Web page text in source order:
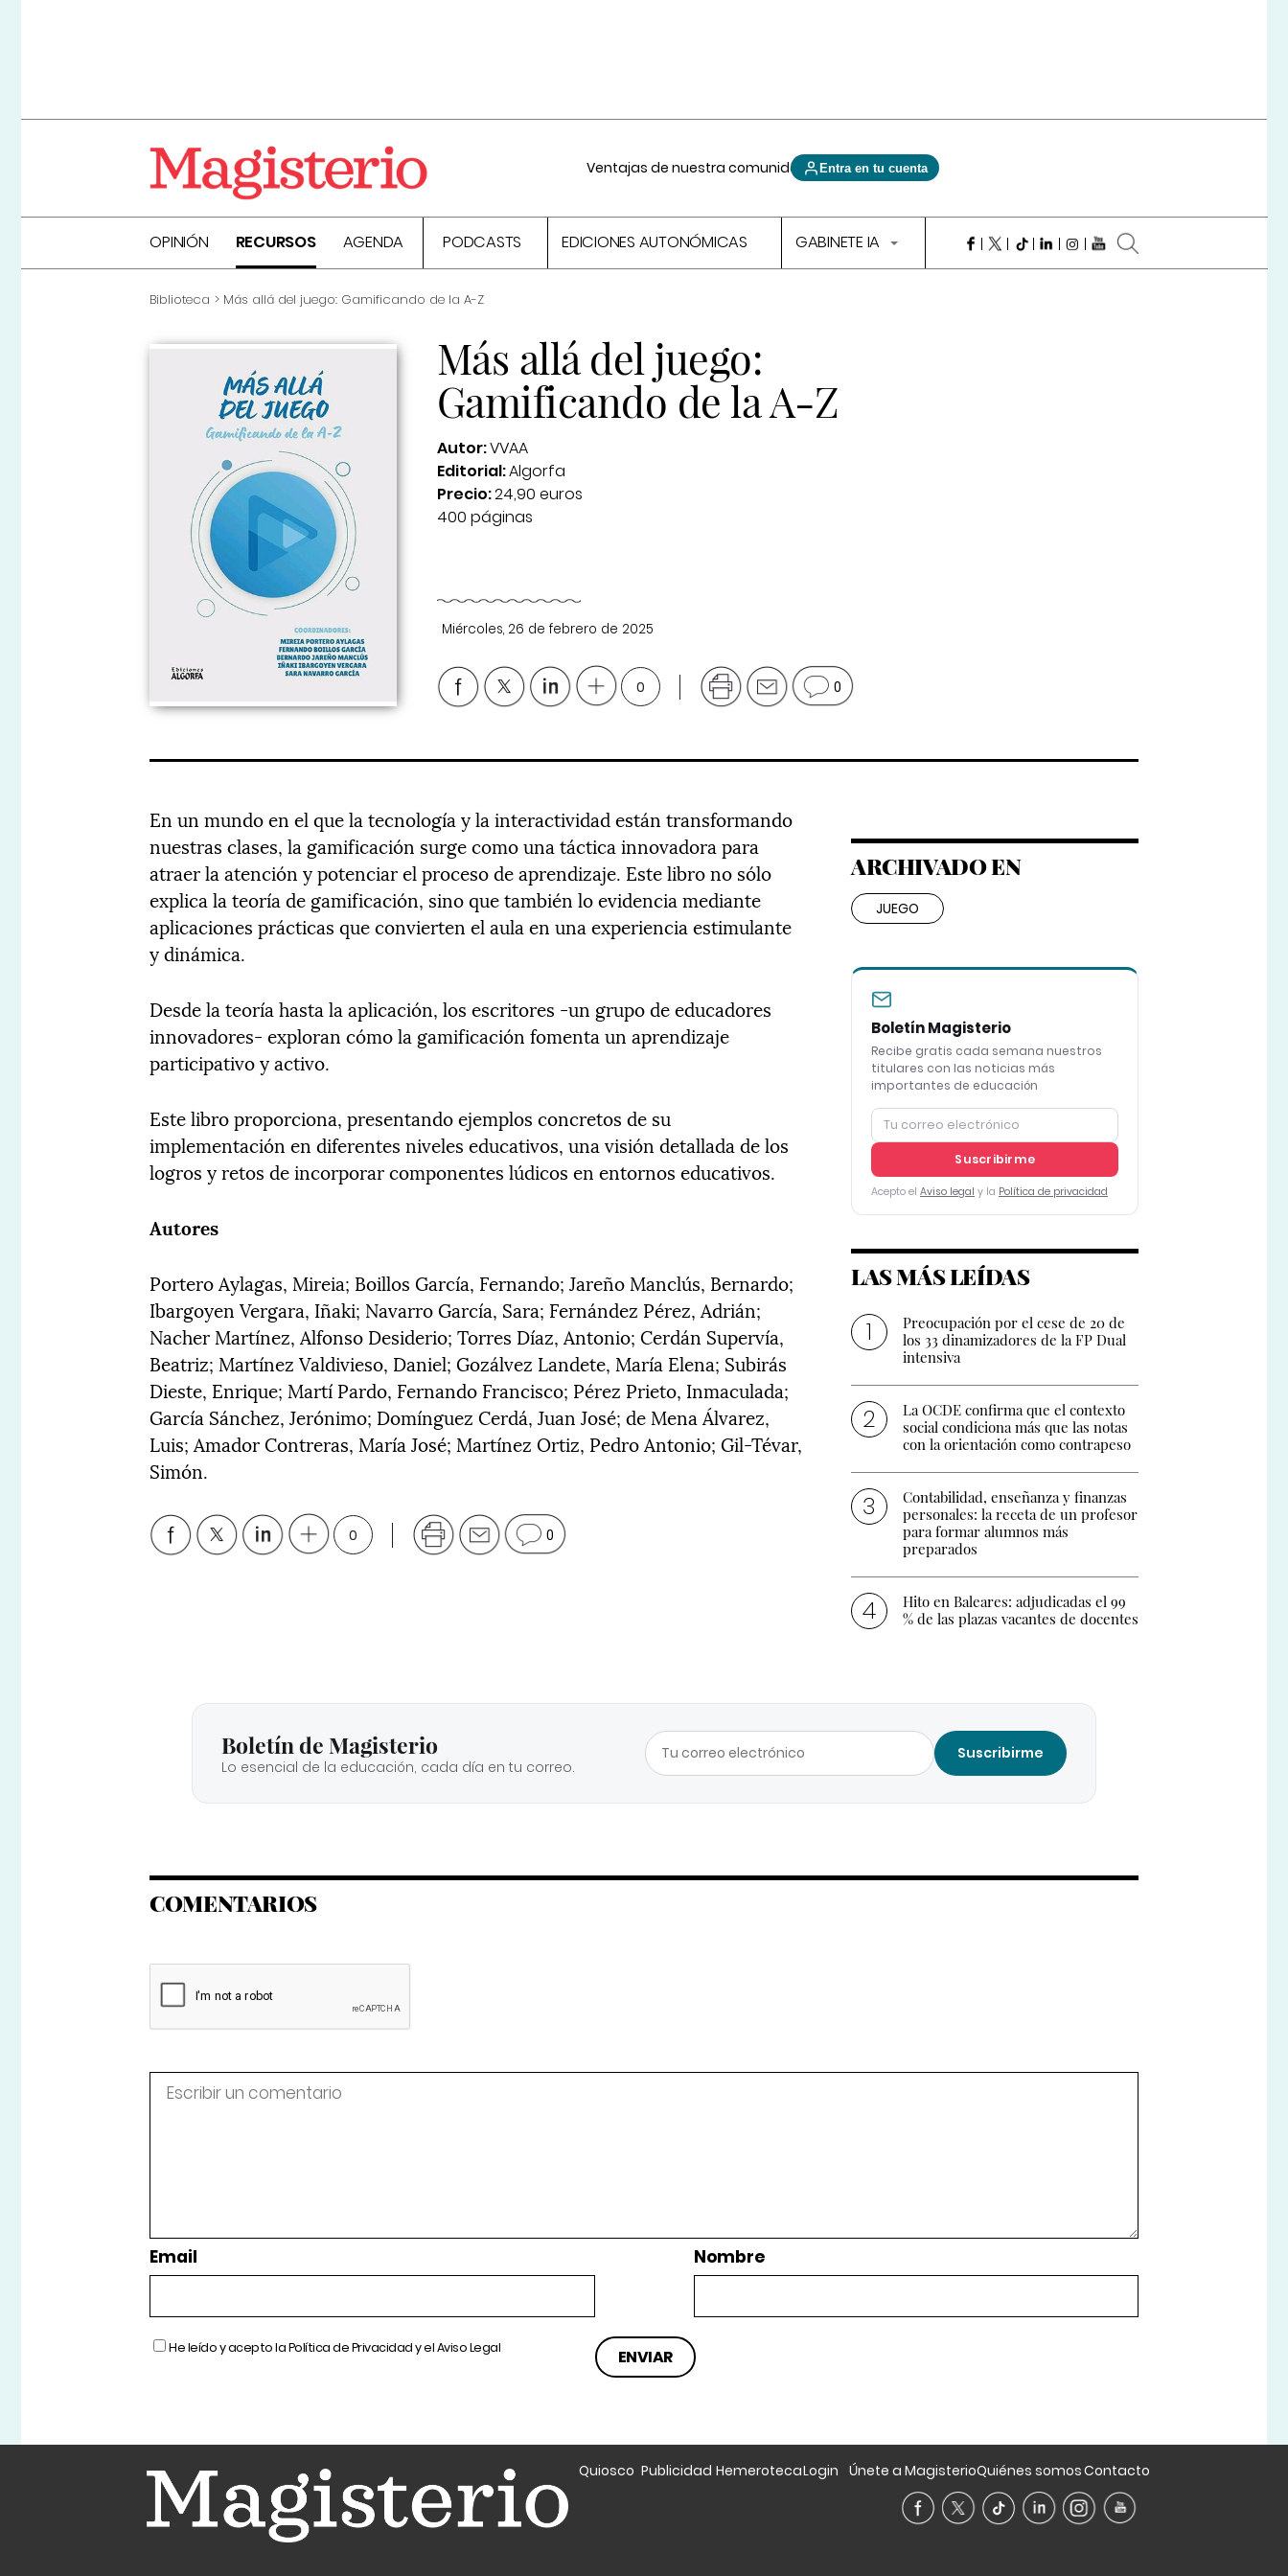
Ventajas de nuestra comunidad Entra en tu cuenta
OPINIÓN RECURSOS AGENDA PODCASTS EDICIONES AUTONÓMICAS GABINETE IA
Biblioteca Más allá del juego: Gamificando de la A-Z
Más allá del juego:
Gamificando de la A-Z
Autor:VVAA
Editorial:Algorfa
Precio:24,90 euros
400 páginas
Miércoles, 26 de febrero de 2025
0 0
En un mundo en el que la tecnología y la interactividad están transformando
nuestras clases, la gamificación surge como una táctica innovadora para
atraer la atención y potenciar el proceso de aprendizaje. Este libro no sólo
explica la teoría de gamificación, sino que también lo evidencia mediante
aplicaciones prácticas que convierten el aula en una experiencia estimulante
y dinámica.
Desde la teoría hasta la aplicación, los escritores -un grupo de educadores
innovadores- exploran cómo la gamificación fomenta un aprendizaje
participativo y activo.
Este libro proporciona, presentando ejemplos concretos de su
implementación en diferentes niveles educativos, una visión detallada de los
logros y retos de incorporar componentes lúdicos en entornos educativos.
Autores
Portero Aylagas, Mireia; Boillos García, Fernando; Jareño Manclús, Bernardo;
Ibargoyen Vergara, Iñaki; Navarro García, Sara; Fernández Pérez, Adrián;
Nacher Martínez, Alfonso Desiderio; Torres Díaz, Antonio; Cerdán Supervía,
Beatriz; Martínez Valdivieso, Daniel; Gozálvez Landete, María Elena; Subirás
Dieste, Enrique; Martí Pardo, Fernando Francisco; Pérez Prieto, Inmaculada;
García Sánchez, Jerónimo; Domínguez Cerdá, Juan José; de Mena Álvarez,
Luis; Amador Contreras, María José; Martínez Ortiz, Pedro Antonio; Gil-Tévar,
Simón.
0 0
ARCHIVADO EN
JUEGO
Boletín Magisterio
Recibe gratis cada semana nuestros
titulares con las noticias más
importantes de educación
Suscribirme
Acepto el Aviso legal y la Política de privacidad
LAS MÁS LEÍDAS
Preocupación por el cese de 20 de
los 33 dinamizadores de la FP Dual
intensiva
La OCDE confirma que el contexto
social condiciona más que las notas
con la orientación como contrapeso
Contabilidad, enseñanza y finanzas
personales: la receta de un profesor
para formar alumnos más
preparados
Hito en Baleares: adjudicadas el 99
% de las plazas vacantes de docentes
Boletín de Magisterio
Lo esencial de la educación, cada día en tu correo.
Suscribirme
COMENTARIOS
Email Nombre
He leído y acepto laPolítica de Privacidady elAviso Legal
Quiosco Publicidad HemerotecaLogin Únete a MagisterioQuiénes somosContacto